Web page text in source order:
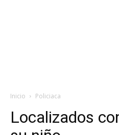
Inicio Policiaca
Localizados